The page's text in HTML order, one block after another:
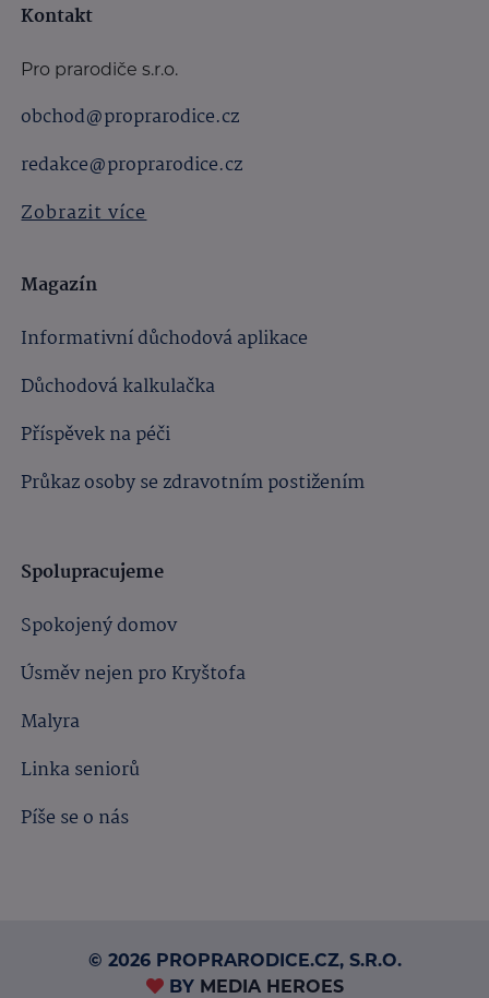
Kontakt
Pro prarodiče s.r.o.
obchod@proprarodice.cz
redakce@proprarodice.cz
Zobrazit více
Magazín
Informativní důchodová aplikace
Důchodová kalkulačka
Příspěvek na péči
Průkaz osoby se zdravotním postižením
Spolupracujeme
Spokojený domov
Úsměv nejen pro Kryštofa
Malyra
Linka seniorů
Píše se o nás
© 2026 PROPRARODICE.CZ, S.R.O.
BY MEDIA HEROES